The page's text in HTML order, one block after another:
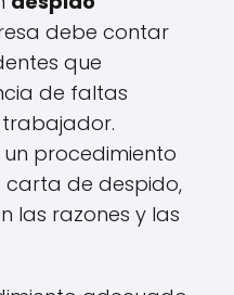
debe contar
que
de faltas
procedimiento
carta de despido,
las razones y las